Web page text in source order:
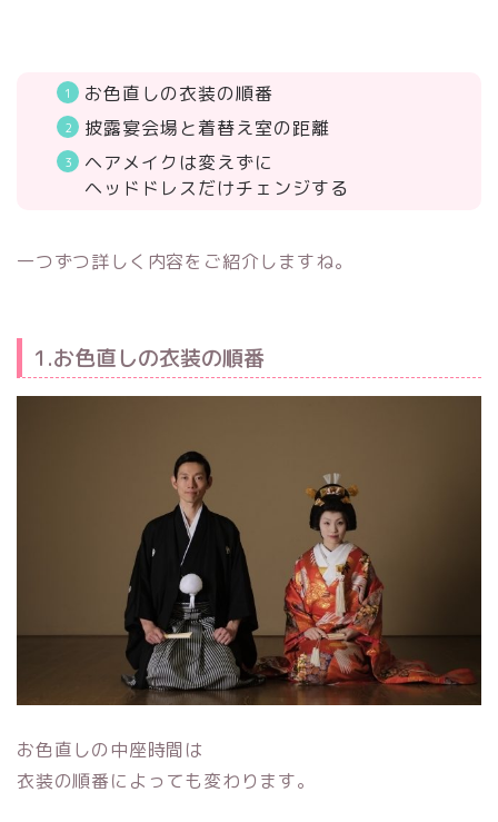
お色直しの衣装の順番
披露宴会場と着替え室の距離
ヘアメイクは変えずに
ヘッドドレスだけチェンジする
一つずつ詳しく内容をご紹介しますね。
1.お色直しの衣装の順番
お色直しの中座時間は
衣装の順番によっても変わります。